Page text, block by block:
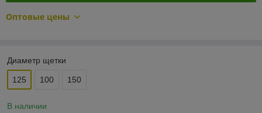
Оптовые цены
Диаметр щетки
125 100 150
В наличии